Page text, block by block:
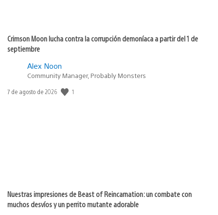
Crimson Moon lucha contra la corrupción demoníaca a partir del 1 de
septiembre
Alex Noon
Community Manager, Probably Monsters
Fecha
7 de agosto de 2026 1
Nuestras impresiones de Beast of Reincarnation: un combate con
muchos desvíos y un perrito mutante adorable